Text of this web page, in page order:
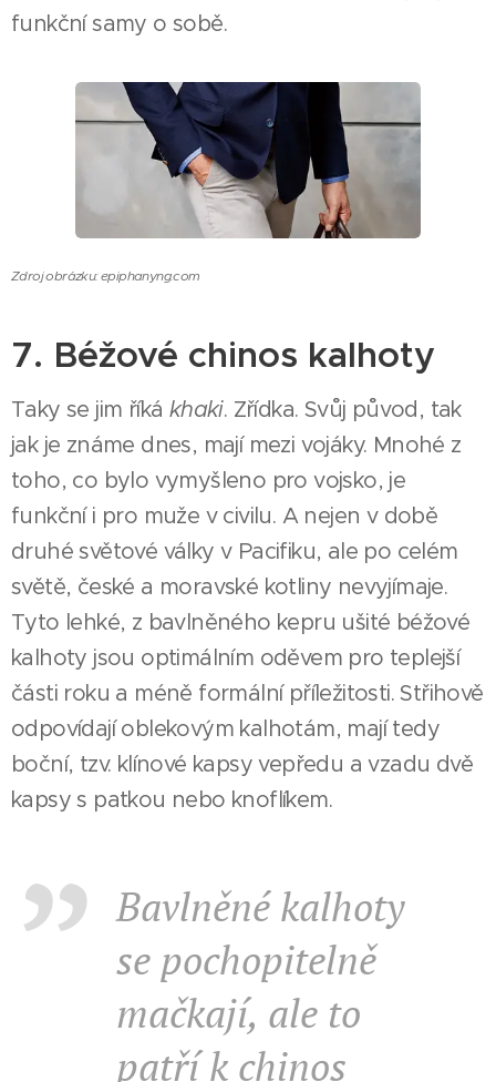
funkční samy o sobě.
Zdroj obrázku: epiphanyng.com
7. Béžové chinos kalhoty
Taky se jim říká khaki. Zřídka. Svůj původ, tak
jak je známe dnes, mají mezi vojáky. Mnohé z
toho, co bylo vymyšleno pro vojsko, je
funkční i pro muže v civilu. A nejen v době
druhé světové války v Pacifiku, ale po celém
světě, české a moravské kotliny nevyjímaje.
Tyto lehké, z bavlněného kepru ušité béžové
kalhoty jsou optimálním oděvem pro teplejší
části roku a méně formální příležitosti. Střihově
odpovídají oblekovým kalhotám, mají tedy
boční, tzv. klínové kapsy vepředu a vzadu dvě
kapsy s patkou nebo knoflíkem.
Bavlněné kalhoty
se pochopitelně
mačkají, ale to
patří k chinos